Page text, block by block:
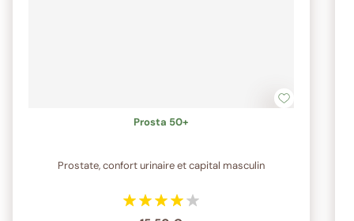
Prosta 50+
Prostate, confort urinaire et capital masculin